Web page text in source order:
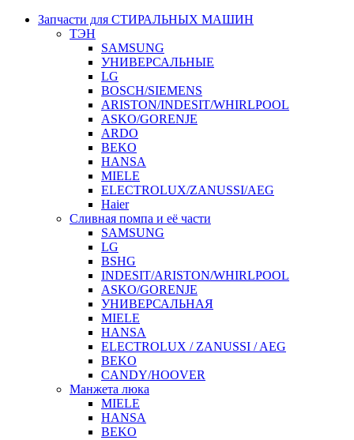
Запчасти для СТИРАЛЬНЫХ МАШИН
ТЭН
SAMSUNG
УНИВЕРСАЛЬНЫЕ
LG
BOSCH/SIEMENS
ARISTON/INDESIT/WHIRLPOOL
ASKO/GORENJE
ARDO
BEKO
HANSA
MIELE
ELECTROLUX/ZANUSSI/AEG
Haier
Сливная помпа и её части
SAMSUNG
LG
BSHG
INDESIT/ARISTON/WHIRLPOOL
ASKO/GORENJE
УНИВЕРСАЛЬНАЯ
MIELE
HANSA
ELECTROLUX / ZANUSSI / AEG
BEKO
CANDY/HOOVER
Манжета люка
MIELE
HANSA
BEKO